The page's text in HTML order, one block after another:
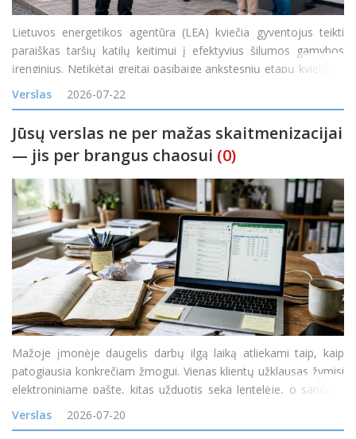
Lietuvos energetikos agentūra (LEA) kviečia gyventojus teikti
paraiškas taršių katilų keitimui į efektyvius šilumos gamybos
įrenginius. Netikėtai greitai pasibaigę ankstesnių etapų kvietimai
rodo itin didelį gyventojų susidomėjimą naujais ir efektyviais
šilumos siurbliais
Verslas 2026-07-22
Jūsų verslas ne per mažas skaitmenizacijai
— jis per brangus chaosui (0)
Mažoje įmonėje daugelis darbų ilgą laiką atliekami taip, kaip
patogiausia konkrečiam žmogui. Vienas klientų užklausas žymisi
elektroniniame pašte, kitas užduotis seka lentelėje, o sandėlio
likučiai tikrinami telefonu paklausus kolegos. Kol užsakymų
nedaug, toks veiklos būdas gali atrodyti pak
Verslas 2026-07-20